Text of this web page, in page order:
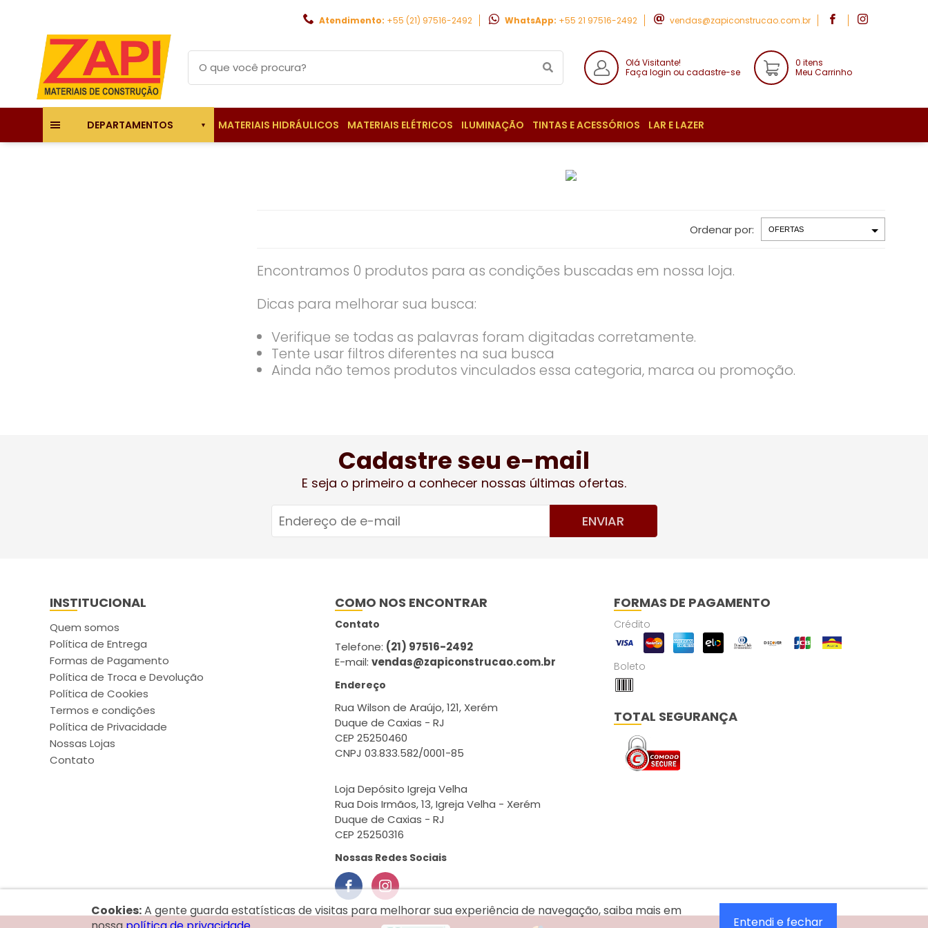
Atendimento: +55 (21) 97516-2492 WhatsApp: +55 21 97516-2492 vendas@zapiconstrucao.com.br
Olá Visitante!
Faça login ou cadastre-se
0 itens
Meu Carrinho
DEPARTAMENTOS MATERIAIS HIDRÁULICOS MATERIAIS ELÉTRICOS ILUMINAÇÃO TINTAS E ACESSÓRIOS LAR E LAZER
Ordenar por:
Encontramos 0 produtos para as condições buscadas em nossa loja.
Dicas para melhorar sua busca:
Verifique se todas as palavras foram digitadas corretamente.
Tente usar filtros diferentes na sua busca
Ainda não temos produtos vinculados essa categoria, marca ou promoção.
Cadastre seu e-mail
E seja o primeiro a conhecer nossas últimas ofertas.
ENVIAR
INSTITUCIONAL
Quem somos
Política de Entrega
Formas de Pagamento
Política de Troca e Devolução
Política de Cookies
Termos e condições
Política de Privacidade
Nossas Lojas
Contato
COMO NOS ENCONTRAR
Contato
Telefone: (21) 97516-2492
E-mail:vendas@zapiconstrucao.com.br
Endereço
Rua Wilson de Araújo, 121, Xerém
Duque de Caxias - RJ
CEP 25250460
CNPJ 03.833.582/0001-85
Loja Depósito Igreja Velha
Rua Dois Irmãos, 13, Igreja Velha - Xerém
Duque de Caxias - RJ
CEP 25250316
Nossas Redes Sociais
FORMAS DE PAGAMENTO
Crédito
Boleto
TOTAL SEGURANÇA
Cookies:A gente guarda estatísticas de visitas para melhorar sua experiência de navegação, saiba mais em
Entendi e fechar